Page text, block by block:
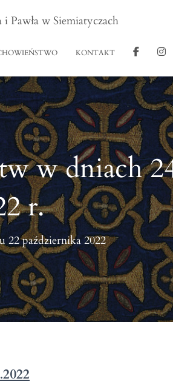
Pawła w Siemiatyczach
KONTAKT
w dniach
r.
22 października 2022